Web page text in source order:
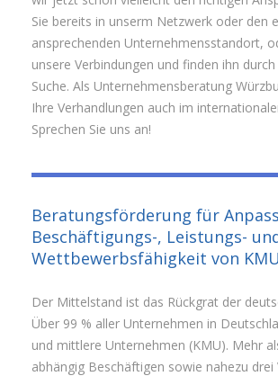
Sie bereits in unserm Netzwerk oder den
ansprechenden Unternehmensstandort,
unsere Verbindungen und finden ihn
Suche. Als Unternehmensberatung
Ihre Verhandlungen auch im
Sprechen Sie uns an!
Beratungsförderung für
Beschäftigungs-, Leistungs-
Wettbewerbsfähigkeit von KMU
Der Mittelstand ist das Rückgrat der
Über 99 % aller Unternehmen in
und mittlere Unternehmen (KMU). Mehr
abhängig Beschäftigen sowie nahezu drei